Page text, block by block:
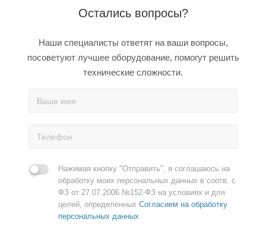
Остались вопросы?
Наши специалисты ответят на ваши вопросы,
посоветуют лучшее оборудование, помогут решить
технические сложности.
Нажимая кнопку "Отправить", я соглашаюсь на
обработку моих персональных данных в соотв. с
ФЗ от 27.07.2006 №152-ФЗ на условиях и для
целей, определенных Согласием на обработку
персональных данных